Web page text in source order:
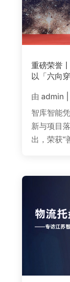
重磅荣誉
以「六向
由 admin
智库智能
新与项目
出，荣获“